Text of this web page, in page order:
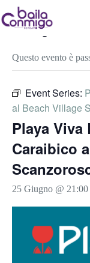
Salta
al
contenuto
« Tutti gli Eventi
Questo evento è
Event Series:
al Beach Village
Playa Viva
Caraibico
25 Giugno @ 21:00